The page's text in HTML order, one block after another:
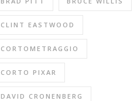
CLINT EASTWOOD
CORTOMETRAGGIO
CORTO PIXAR
DAVID CRONENBERG